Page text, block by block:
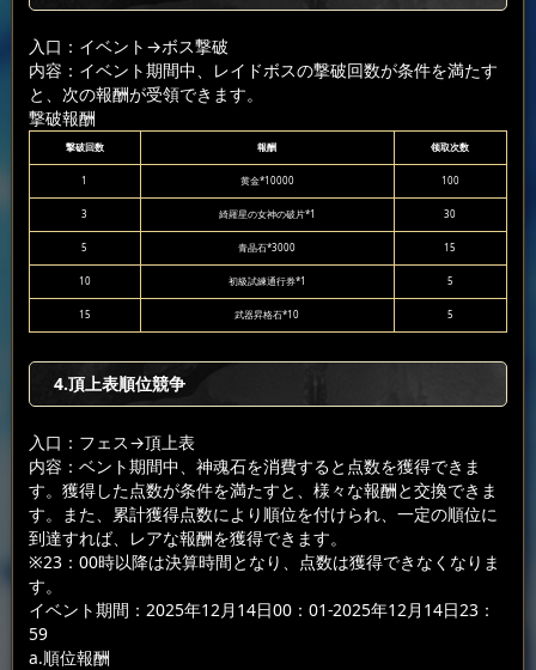
入口：イベント →ボス撃破
内容：イベント期間中、レイドボスの撃破回数が条件を満たす
と、次の報酬が受領できます。
撃破報酬
撃破回数 報酬 领取次数
1 黄金*10000 100
3 綺羅星の女神の破片*1 30
5 青晶石*3000 15
10 初級試練通行券*1 5
15 武器昇格石*10 5
4.頂上表順位競争
入口：フェス→頂上表
内容：ベント期間中、神魂石を消費すると点数を獲得できま
す。獲得した点数が条件を満たすと、様々な報酬と交換できま
す。また、累計獲得点数により順位を付けられ、一定の順位に
到達すれば、レアな報酬を獲得できます。
※23：00時以降は決算時間となり、点数は獲得できなくなりま
す。
イベント期間：2025年12月14日00：01-2025年12月14日23：
59
a.順位報酬